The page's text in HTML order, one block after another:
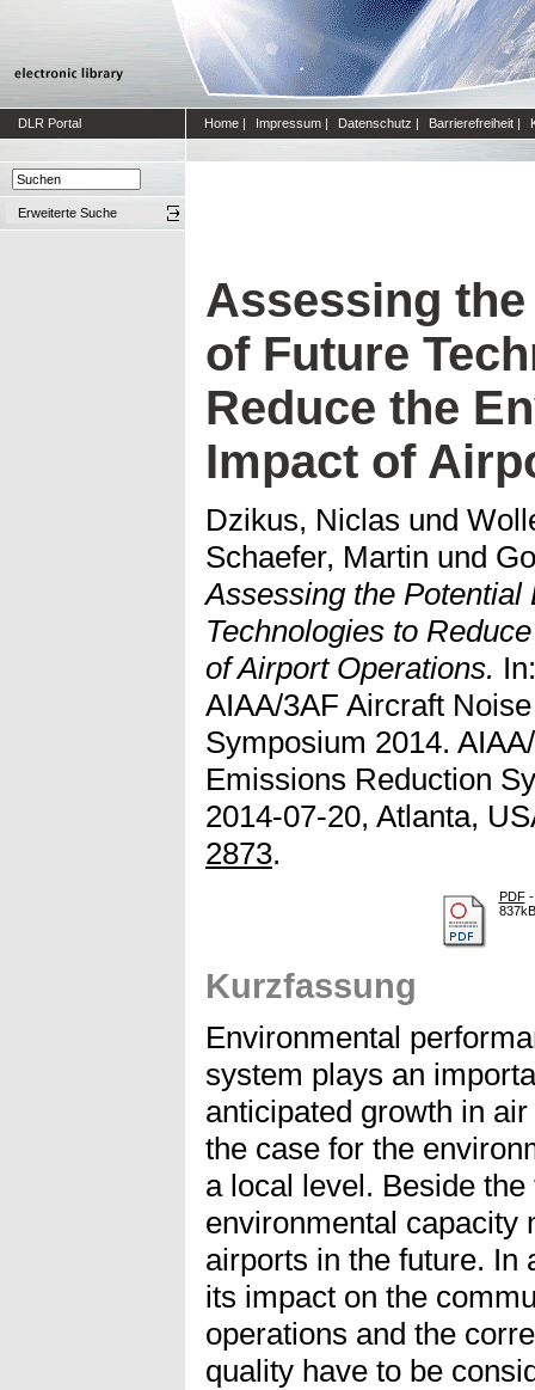
DLR Portal Home | Impressum | Datenschutz | Barrierefreiheit |
Erweiterte Suche
Assessing
of Future
Reduce the
Impact of
Dzikus, Niclas und
Schaefer, Martin und
Assessing the Potential
Technologies to
of Airport Operations.
AIAA/3AF Aircraft
Symposium 2014.
Emissions Reduction
2014-07-20, Atlanta,
2873.
PDF-
837kB
Kurzfassung
Environmental
system plays an
anticipated growth in
the case for the
a local level. Beside
environmental capacity
airports in the future. In
its impact on the
operations and the
quality have to be